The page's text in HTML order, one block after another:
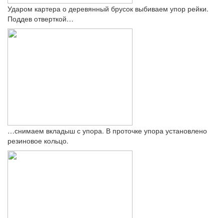
Ударом картера о деревянный брусок выбиваем упор рейки.
Поддев отверткой…
…снимаем вкладыш с упора. В проточке упора установлено
резиновое кольцо.